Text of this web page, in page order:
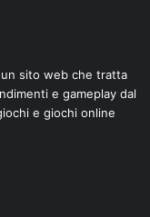
sito web che tratta
e gameplay dal
e giochi online